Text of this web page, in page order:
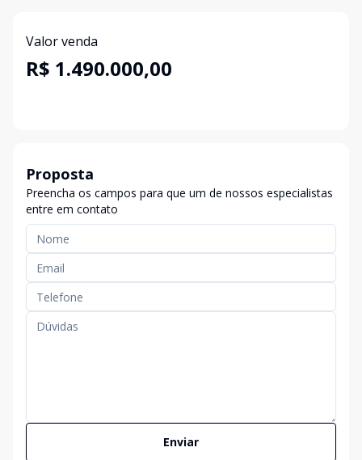
Valor venda
R$ 1.490.000,00
Proposta
Preencha os campos para que um de nossos especialistas
entre em contato
Enviar